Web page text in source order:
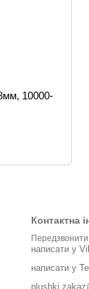
10000-
Контактна
написати у
написати у